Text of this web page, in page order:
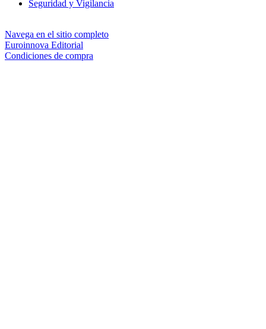
Seguridad y Vigilancia
Navega en el sitio completo
Euroinnova Editorial
Condiciones de compra